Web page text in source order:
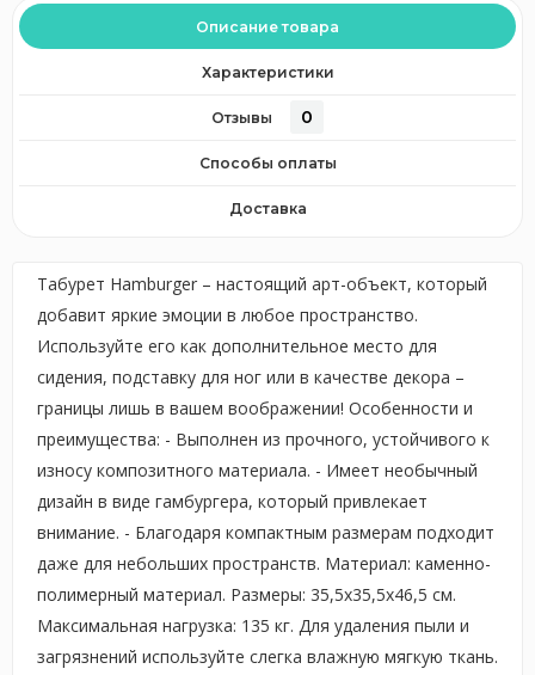
Описание товара
Характеристики
Отзывы 0
Способы оплаты
Доставка
Табурет Hamburger – настоящий арт-объект, который
добавит яркие эмоции в любое пространство.
Используйте его как дополнительное место для
сидения, подставку для ног или в качестве декора –
границы лишь в вашем воображении! Особенности и
преимущества: - Выполнен из прочного, устойчивого к
износу композитного материала. - Имеет необычный
дизайн в виде гамбургера, который привлекает
внимание. - Благодаря компактным размерам подходит
даже для небольших пространств. Материал: каменно-
полимерный материал. Размеры: 35,5x35,5x46,5 см.
Максимальная нагрузка: 135 кг. Для удаления пыли и
загрязнений используйте слегка влажную мягкую ткань.